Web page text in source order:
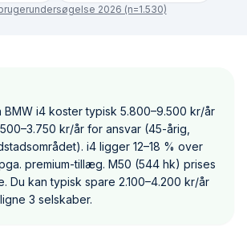
2026 (n=1.530)
BMW i4 koster typisk 5.800–9.500 kr/år
kr/år for ansvar (45-årig,
i4 ligger 12–18 % over
premium-tillæg. M50 (544 hk) prises
Du kan typisk spare 2.100–4.200 kr/år
3 selskaber.